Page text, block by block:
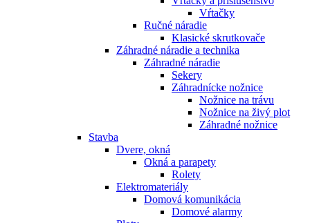
Vŕtačky
Ručné náradie
Klasické skrutkovače
Záhradné náradie a technika
Záhradné náradie
Sekery
Záhradnícke nožnice
Nožnice na trávu
Nožnice na živý plot
Záhradné nožnice
Stavba
Dvere, okná
Okná a parapety
Rolety
Elektromateriály
Domová komunikácia
Domové alarmy